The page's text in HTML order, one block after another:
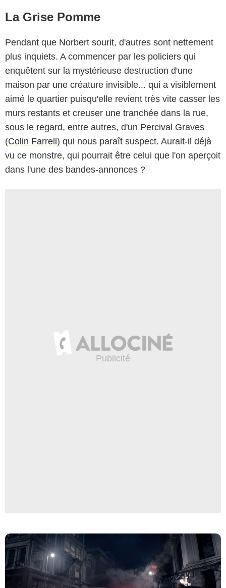
La Grise Pomme
Pendant que Norbert sourit, d'autres sont nettement
plus inquiets. A commencer par les policiers qui
enquêtent sur la mystérieuse destruction d'une
maison par une créature invisible... qui a visiblement
aimé le quartier puisqu'elle revient très vite casser les
murs restants et creuser une tranchée dans la rue,
sous le regard, entre autres, d'un Percival Graves
(Colin Farrell) qui nous paraît suspect. Aurait-il déjà
vu ce monstre, qui pourrait être celui que l'on aperçoit
dans l'une des bandes-annonces ?